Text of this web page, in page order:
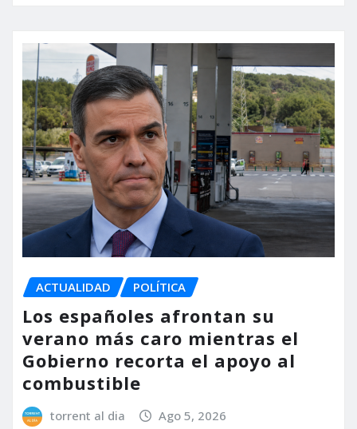
ACTUALIDAD POLÍTICA
Los españoles afrontan su
verano más caro mientras el
Gobierno recorta el apoyo al
combustible
torrent al dia Ago 5, 2026